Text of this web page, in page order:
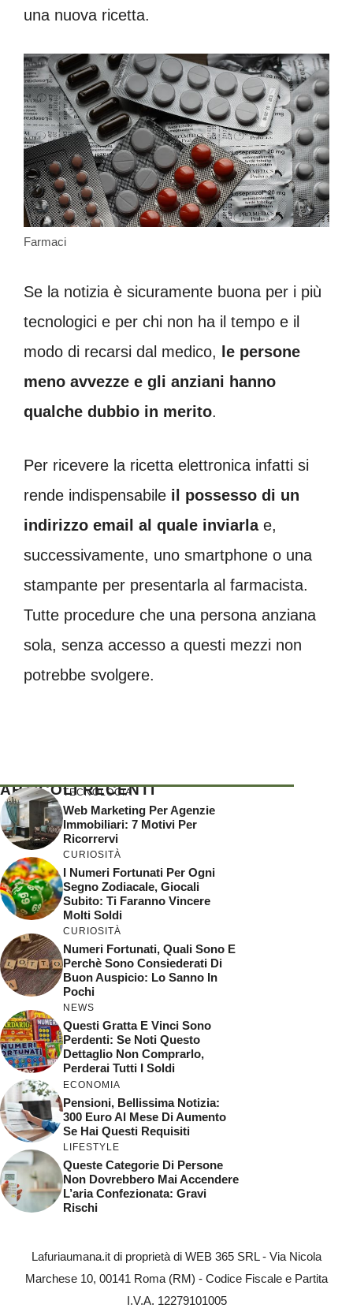
una nuova ricetta.
Farmaci
Se la notizia è sicuramente buona per i più
tecnologici e per chi non ha il tempo e il
modo di recarsi dal medico,
le persone
meno avvezze e gli anziani hanno
qualche dubbio in merito.
Per ricevere la ricetta elettronica infatti si
rende indispensabile il possesso di un
indirizzo email al quale inviarlae,
successivamente, uno smartphone o una
stampante per presentarla al farmacista.
Tutte procedure che una persona anziana
sola, senza accesso a questi mezzi non
potrebbe svolgere.
ARTICOLI RECENTI
TECNOLOGIA
Web Marketing Per Agenzie
Immobiliari: 7 Motivi Per
Ricorrervi
CURIOSITÀ
I Numeri Fortunati Per Ogni
Segno Zodiacale, Giocali
Subito: Ti Faranno Vincere
Molti Soldi
CURIOSITÀ
Numeri Fortunati, Quali Sono E
Perchè Sono Consiederati Di
Buon Auspicio: Lo Sanno In
Pochi
NEWS
Questi Gratta E Vinci Sono
Perdenti: Se Noti Questo
Dettaglio Non Comprarlo,
Perderai Tutti I Soldi
ECONOMIA
Pensioni, Bellissima Notizia:
300 Euro Al Mese Di Aumento
Se Hai Questi Requisiti
LIFESTYLE
Queste Categorie Di Persone
Non Dovrebbero Mai Accendere
L’aria Confezionata: Gravi
Rischi
Lafuriaumana.it di proprietà di WEB 365 SRL - Via Nicola
Marchese 10, 00141 Roma (RM) - Codice Fiscale e Partita
I.V.A. 12279101005